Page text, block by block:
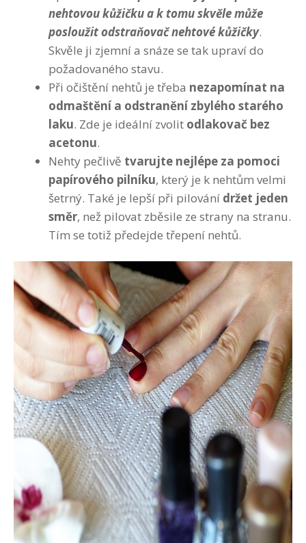
nehtovou kůžičku a k tomu skvěle může
posloužit odstraňovač nehtové kůžičky.
Skvěle ji zjemní a snáze se tak upraví do
požadovaného stavu.
Při očištění nehtů je třeba nezapomínat na
odmaštění a odstranění zbylého starého
laku. Zde je ideální zvolit odlakovač bez
acetonu.
Nehty pečlivě tvarujte nejlépe za pomoci
papírového pilníku, který je k nehtům velmi
šetrný. Také je lepší při pilování držet jeden
směr, než pilovat zběsile ze strany na stranu.
Tím se totiž předejde třepení nehtů.